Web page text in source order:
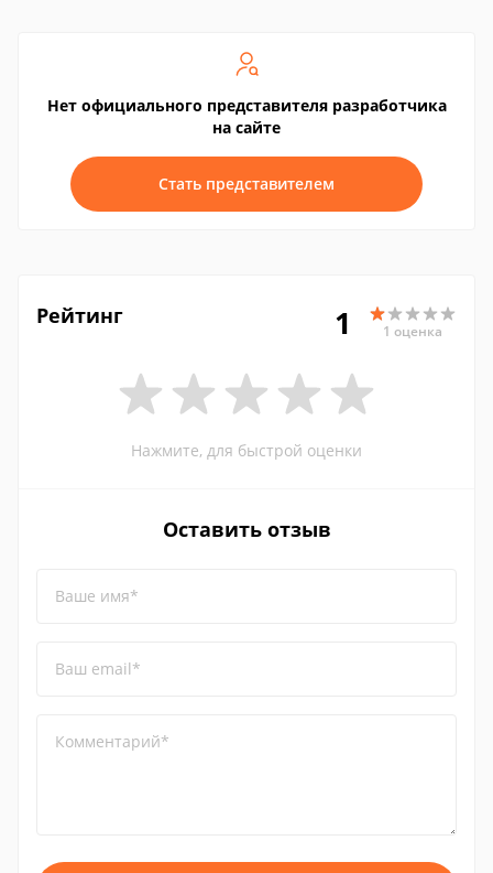
Нет официального представителя разработчика
на сайте
Стать представителем
Рейтинг 1 1 оценка
Нажмите, для быстрой оценки
Оставить отзыв
Ваше имя*
Ваш email*
Комментарий*